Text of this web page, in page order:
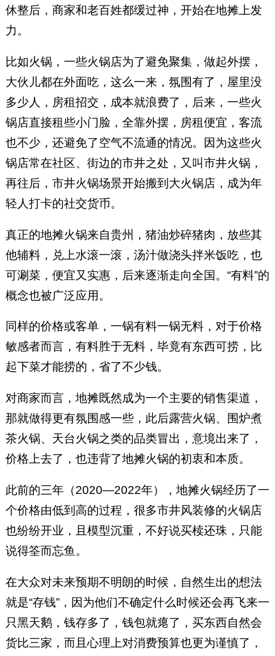
休整后，商家和老百姓都缓过神，开始在地摊上发
力。
比如火锅，一些火锅店为了避免聚集，做起外摆，
大伙儿都在外面吃，这么一来，氛围有了，屋里没
多少人，房租招交，成本就浪费了，后来，一些火
锅店直接租些小门脸，全靠外摆，房租便宜，客流
也不少，还避免了空气不流通的情况。因为这些火
锅店常在社区、街边的市井之处，又叫市井火锅，
再往后，市井火锅场景开始搬到大火锅店，成为年
轻人打卡的社交货币。
真正的地摊火锅来自贵州，猪油炒碎猪肉，放些其
他辅料，兑上水滚一滚，汤汁做浇头拌米饭吃，也
可涮菜，便宜又实惠，后来逐渐走向全国。“有料”的
概念也被广泛应用。
同样的价格或客单，一锅有料一锅无料，对于价格
敏感者而言，有料胜于无料，毕竟有东西可捞，比
起下菜才能捞的，省了不少钱。
对商家而言，地摊既然成为一个主要的销售渠道，
那就做得更有氛围感一些，此后露营火锅、围炉煮
茶火锅、天台火锅之类的品类冒出，意境出来了，
价格上去了，也违背了地摊火锅的初衷和本质。
此前的三年（2020—2022年），地摊火锅经历了一
个价格由低到高的过程，很多市井风装修的火锅店
也纷纷开业，且模型沉重，不好说买椟还珠，只能
说得筌而忘鱼。
在大众对未来预期不明朗的时候，自然生出的想法
就是“存钱”，因为他们不确定什么时候还会再飞来一
只黑天鹅，钱存多了，钱包就瘪了，买东西自然会
货比三家，而且心理上对消费预算也更为谨慎了，